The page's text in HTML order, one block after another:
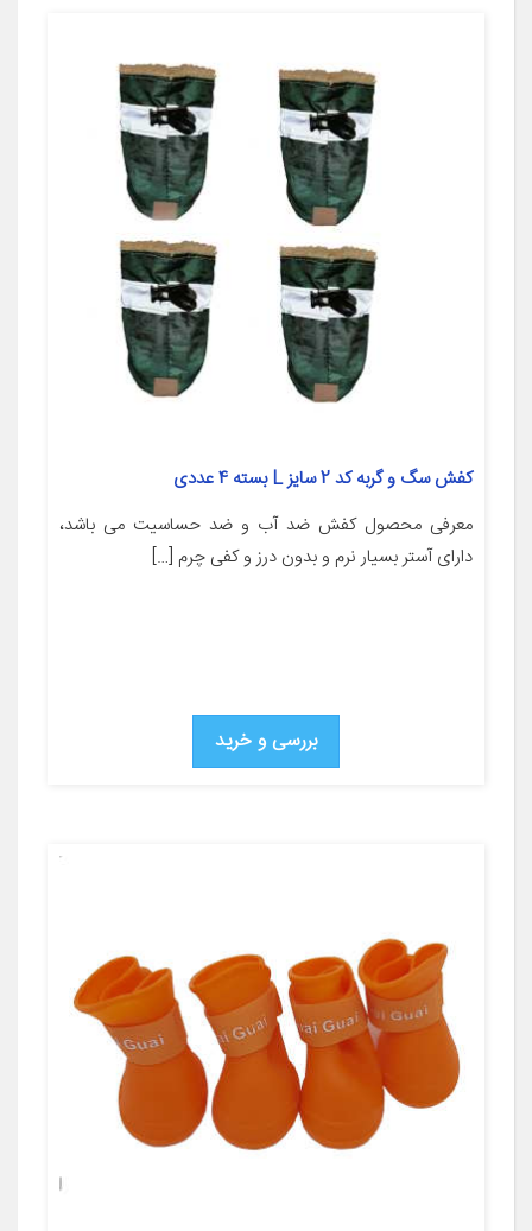
کفش سگ و گربه کد 2 سایز L بسته 4 عددی
معرفی محصول کفش ضد آب و ضد حساسیت می باشد،
دارای آستر بسیار نرم و بدون درز و کفی چرم […]
بررسی و خرید